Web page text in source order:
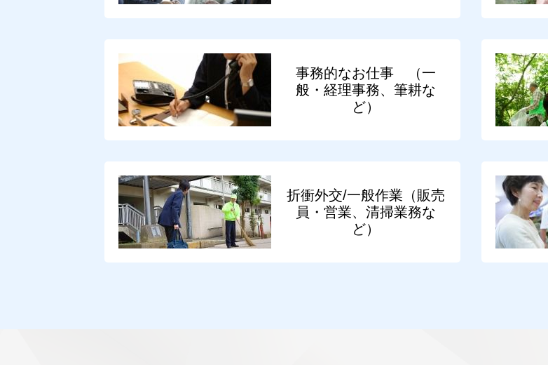
事務的なお仕事 （一
般・経理事務、筆耕な
ど）
折衝外交/一般作業（販売
員・営業、清掃業務な
ど）